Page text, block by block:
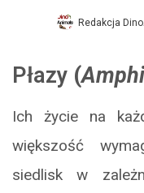
Redakcja
Płazy (
Ich życie na
większość
siedlisk w